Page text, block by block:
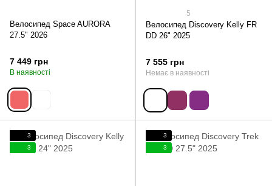
Велосипед Space AURORA
27.5" 2026
7 449 грн
В наявності
5
Велосипед Discovery Kelly FR
DD 26" 2025
7 555 грн
Немає в наявності
3
3
3
3